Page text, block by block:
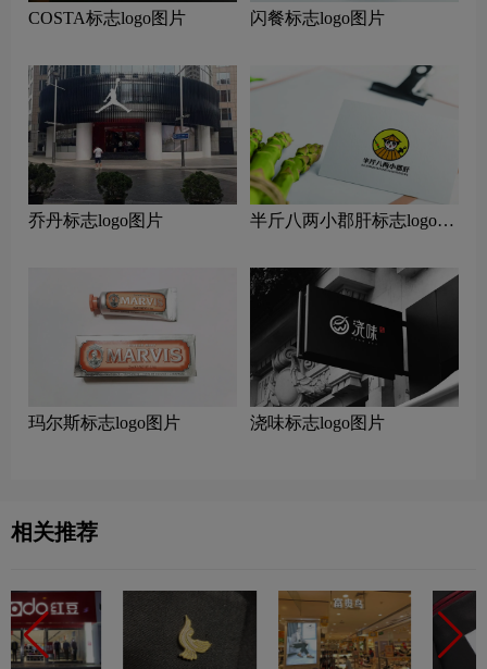
COSTA标志logo图片 闪餐标志logo图片
乔丹标志logo图片
半斤八两小郡肝标志logo图
玛尔斯标志logo图片 浇味标志logo图片
相关推荐